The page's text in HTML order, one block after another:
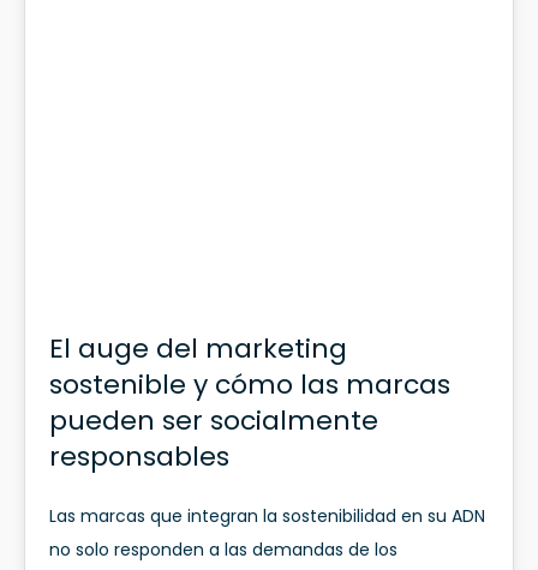
El auge del marketing
sostenible y cómo las marcas
pueden ser socialmente
responsables
Las marcas que integran la sostenibilidad en su ADN
no solo responden a las demandas de los